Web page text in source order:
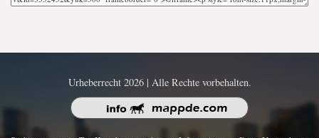
Urheberrecht 2026 | Alle Rechte vorbehalten.